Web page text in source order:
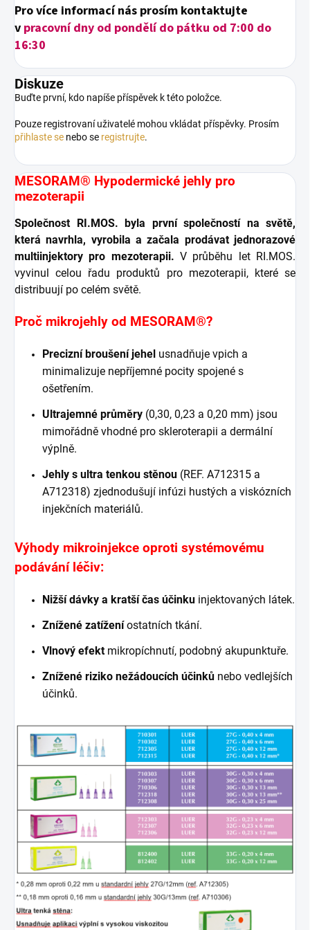
Pro více informací nás prosím kontaktujte
v pracovní dny od pondělí do pátku od 7:00 do
16:30
Diskuze
Buďte první, kdo napíše příspěvek k této položce.
Pouze registrovaní uživatelé mohou vkládat příspěvky. Prosím
přihlaste se nebo se registrujte.
MESORAM® Hypodermické jehly pro
mezoterapii
Společnost RI.MOS. byla první společností na světě,
která navrhla, vyrobila a začala prodávat jednorazové
multiinjektory pro mezoterapii. V průběhu let RI.MOS.
vyvinul celou řadu produktů pro mezoterapii, které se
distribuují po celém světě.
Proč mikrojehly od MESORAM®?
Precizní broušení jehel usnadňuje vpich a
minimalizuje nepříjemné pocity spojené s
ošetřením.
Ultrajemné průměry (0,30, 0,23 a 0,20 mm) jsou
mimořádně vhodné pro skleroterapii a dermální
výplně.
Jehly s ultra tenkou stěnou (REF. A712315 a
A712318) zjednodušují infúzi hustých a viskózních
injekčních materiálů.
Výhody mikroinjekce oproti systémovému
podávání léčiv:
Nižší dávky a kratší čas účinku injektovaných látek.
Znížené zatíženíostatních tkání.
Vlnový efektmikropíchnutí, podobný akupunktuře.
Znížené riziko nežádoucích účinků nebo vedlejších
účinků.